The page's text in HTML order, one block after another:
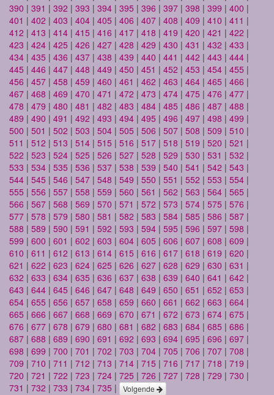
390 | 391 | 392 | 393 | 394 | 395 | 396 | 397 | 398 | 399 | 400 |
401 | 402 | 403 | 404 | 405 | 406 | 407 | 408 | 409 | 410 | 411 |
412 | 413 | 414 | 415 | 416 | 417 | 418 | 419 | 420 | 421 | 422 |
423 | 424 | 425 | 426 | 427 | 428 | 429 | 430 | 431 | 432 | 433 |
434 | 435 | 436 | 437 | 438 | 439 | 440 | 441 | 442 | 443 | 444 |
445 | 446 | 447 | 448 | 449 | 450 | 451 | 452 | 453 | 454 | 455 |
456 | 457 | 458 | 459 | 460 | 461 | 462 | 463 | 464 | 465 | 466 |
467 | 468 | 469 | 470 | 471 | 472 | 473 | 474 | 475 | 476 | 477 |
478 | 479 | 480 | 481 | 482 | 483 | 484 | 485 | 486 | 487 | 488 |
489 | 490 | 491 | 492 | 493 | 494 | 495 | 496 | 497 | 498 | 499 |
500 | 501 | 502 | 503 | 504 | 505 | 506 | 507 | 508 | 509 | 510 |
511 | 512 | 513 | 514 | 515 | 516 | 517 | 518 | 519 | 520 | 521 |
522 | 523 | 524 | 525 | 526 | 527 | 528 | 529 | 530 | 531 | 532 |
533 | 534 | 535 | 536 | 537 | 538 | 539 | 540 | 541 | 542 | 543 |
544 | 545 | 546 | 547 | 548 | 549 | 550 | 551 | 552 | 553 | 554 |
555 | 556 | 557 | 558 | 559 | 560 | 561 | 562 | 563 | 564 | 565 |
566 | 567 | 568 | 569 | 570 | 571 | 572 | 573 | 574 | 575 | 576 |
577 | 578 | 579 | 580 | 581 | 582 | 583 | 584 | 585 | 586 | 587 |
588 | 589 | 590 | 591 | 592 | 593 | 594 | 595 | 596 | 597 | 598 |
599 | 600 | 601 | 602 | 603 | 604 | 605 | 606 | 607 | 608 | 609 |
610 | 611 | 612 | 613 | 614 | 615 | 616 | 617 | 618 | 619 | 620 |
621 | 622 | 623 | 624 | 625 | 626 | 627 | 628 | 629 | 630 | 631 |
632 | 633 | 634 | 635 | 636 | 637 | 638 | 639 | 640 | 641 | 642 |
643 | 644 | 645 | 646 | 647 | 648 | 649 | 650 | 651 | 652 | 653 |
654 | 655 | 656 | 657 | 658 | 659 | 660 | 661 | 662 | 663 | 664 |
665 | 666 | 667 | 668 | 669 | 670 | 671 | 672 | 673 | 674 | 675 |
676 | 677 | 678 | 679 | 680 | 681 | 682 | 683 | 684 | 685 | 686 |
687 | 688 | 689 | 690 | 691 | 692 | 693 | 694 | 695 | 696 | 697 |
698 | 699 | 700 | 701 | 702 | 703 | 704 | 705 | 706 | 707 | 708 |
709 | 710 | 711 | 712 | 713 | 714 | 715 | 716 | 717 | 718 | 719 |
720 | 721 | 722 | 723 | 724 | 725 | 726 | 727 | 728 | 729 | 730 |
731 | 732 | 733 | 734 | 735 | Volgende